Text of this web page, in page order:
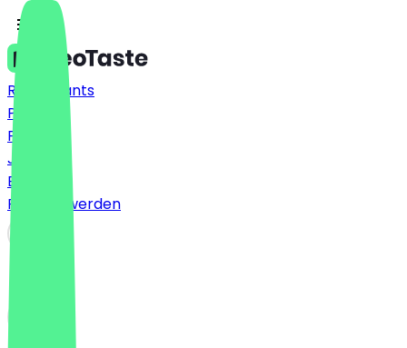
Restaurants
Preise
FAQ
Jobs
Blog
Partner werden